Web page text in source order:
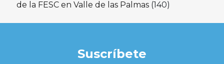
de la FESC en Valle de las Palmas (140)
Suscríbete